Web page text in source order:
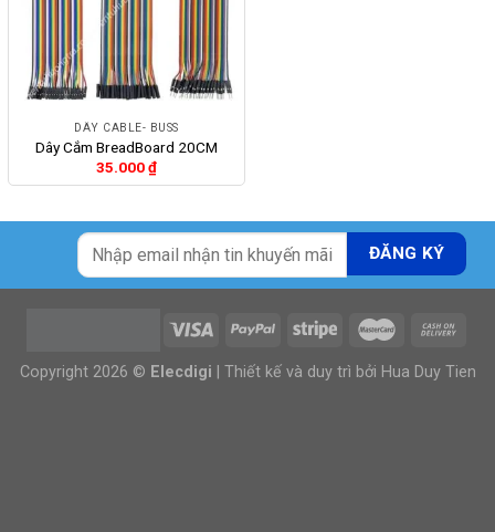
DÂY CABLE- BUSS
Dây Cắm BreadBoard 20CM
35.000₫
Copyright 2026 © Elecdigi | Thiết kế và duy trì bởi Hua Duy Tien